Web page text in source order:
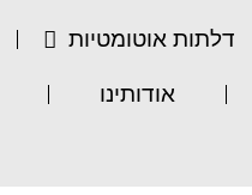
דלתות אוטומטיות
אודותינו